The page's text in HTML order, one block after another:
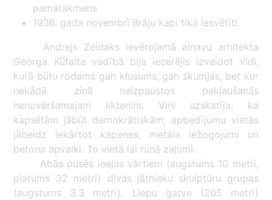
pamatakmens
1936. gada novembrī Brāļu kapi tika iesvētīti.
Andrejs Zeidaks ievērojamā ainavu arhitekta
Georga Kūfalta vadībā bija iecerējis izveidot vidi,
kurā būtu rodams gan klusums, gan skumjas, bet kur
nekādā ziņā neizpaustos pakļaušanās
nenovēršamajam liktenim. Viņi uzskatīja, ka
kapsētām jābūt demokrātiskām, apbedījumu vietās
jābeidz iekārtot kapenes, metāla iežogojumi un
betona apvalki. To vietā lai runā zaļumi.
Abās pusēs ieejas vārtiem (augstums 10 metri,
platums 32 metri) divas jātnieku skulptūru grupas
(augstums 3.3 metri). Liepu gatve (205 metri)